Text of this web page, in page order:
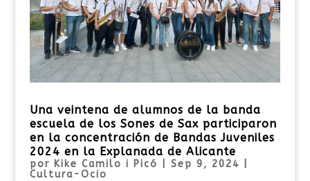
Una veintena de alumnos de la banda
escuela de los Sones de Sax participaron
en la concentración de Bandas Juveniles
2024 en la Explanada de Alicante
por Kike Camilo i Picó Sep 9, 2024
Cultura-Ocio